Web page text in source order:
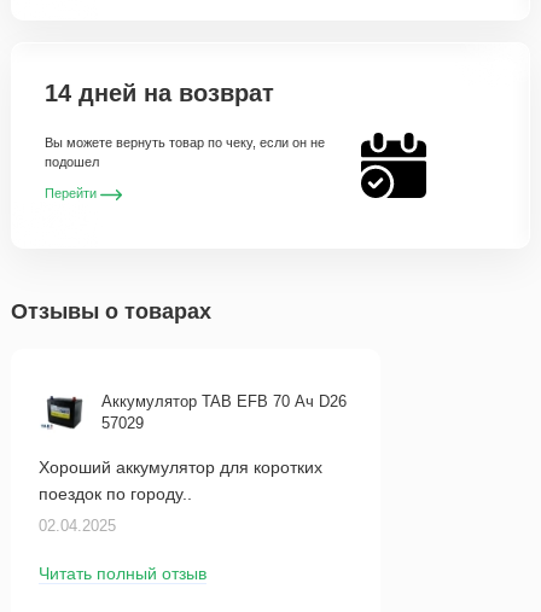
14 дней на возврат
Вы можете вернуть товар по чеку, если он не
подошел
Перейти
Отзывы о товарах
Аккумулятор TAB EFB 70 Ач D26
57029
Хороший аккумулятор для коротких
поездок по городу..
02.04.2025
Читать полный отзыв